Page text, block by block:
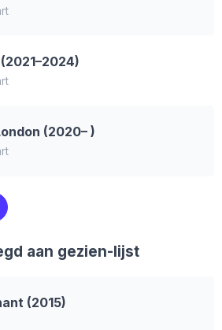
(2020– )
aan gezien-lijst
(2015)